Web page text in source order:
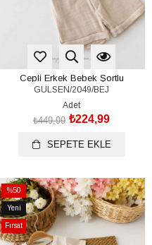
Cepli Erkek Bebek Şortlu
Müslin Takım (%100 Pamuk)(3-
6/6-9/9-12/12-18 Ay)
GULSEN/2049/BEJ
Adet
₺224,99
₺449,99
SEPETE EKLE
%50
İndirim
%50İndirim
Yeni
Ürün
Fırsat
Ürünü